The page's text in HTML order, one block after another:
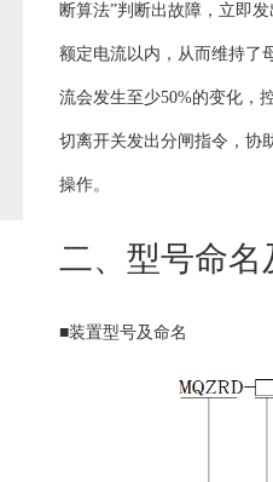
断算法”判断出故障，立即
额定电流以内，从而维持了
流会发生至少50%的变化，
切离开关发出分闸指令，协
操作。
二、型号命名
■装置型号及命名